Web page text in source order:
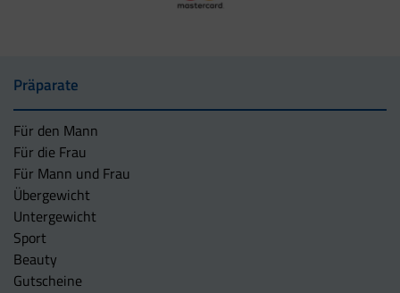
Präparate
Für den Mann
Für die Frau
Für Mann und Frau
Übergewicht
Untergewicht
Sport
Beauty
Gutscheine